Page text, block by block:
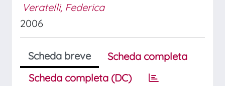
Veratelli, Federica
2006
Scheda breve
Scheda completa
Scheda completa (DC)